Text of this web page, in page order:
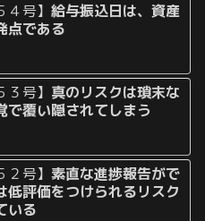
４号】給与振込日は、資産
点である
３号】 真のリスクは瑣末な
で覆い隠されてしまう
２号】素直な進捗報告がで
低評価をつけられるリスク
いる